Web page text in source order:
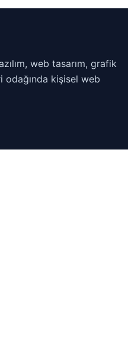
web tasarım, grafik
odağında kişisel web